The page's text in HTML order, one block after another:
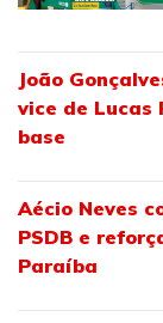
João
vice de Lucas
base
Aécio Neves
PSDB e
Paraíba